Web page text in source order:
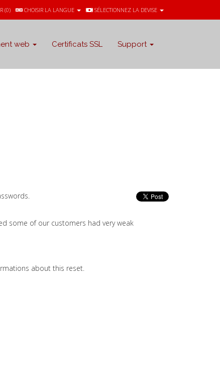
SÉLECTIONNEZ LA DEVISE
CHOISIR LA LANGUE
(0)
web Certificats SSL Support
some of our customers had very weak
about this reset.